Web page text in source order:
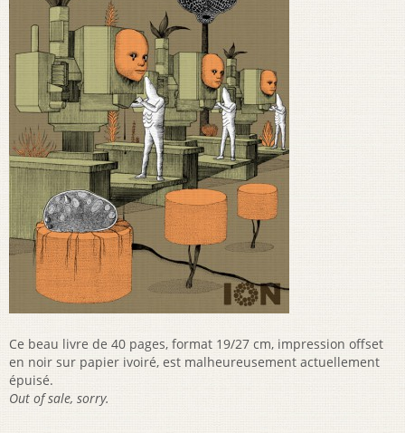
Ce beau livre de 40 pages, format 19/27 cm, impression offset
en noir sur papier ivoiré, est malheureusement actuellement
épuisé.
Out of sale, sorry.